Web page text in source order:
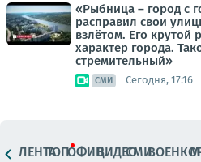
«Рыбница – город с
расправил свои
взлётом. Его крутой
характер города.
стремительный»
СМИ Сегодня, 17:16
ЛЕНТАТОПОФИЦ.ВИДЕОСМИ